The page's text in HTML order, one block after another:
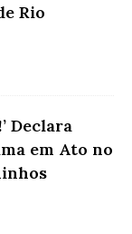
Rio
Declara
em Ato no